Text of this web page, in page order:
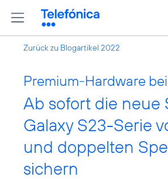
Zurück zu Blogartikel 2022
Premium-Hardware
Ab sofort die neue
Galaxy S23-Serie
und doppelten
sichern